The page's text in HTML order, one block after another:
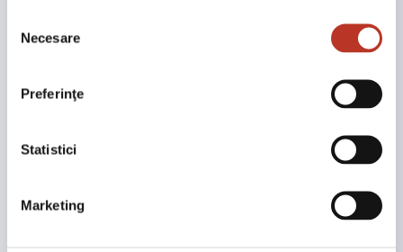
consimțământului
Necesare
Preferinţe
Statistici
Marketing
depășească așteptările și să ofere